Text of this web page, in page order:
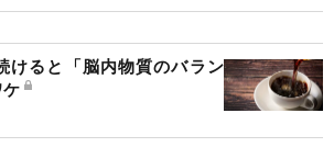
けると「脳内物質のバラン